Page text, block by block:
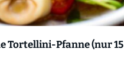
Tortellini-Pfanne (nur 15